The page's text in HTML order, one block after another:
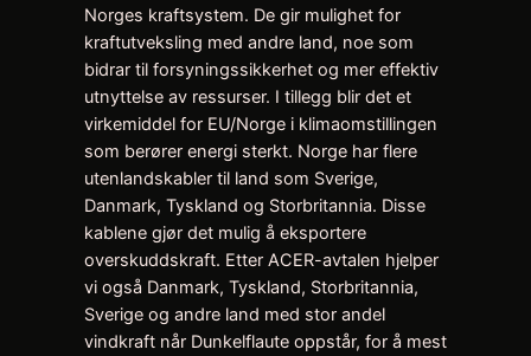
Norges kraftsystem. De gir mulighet for
kraftutveksling med andre land, noe som
bidrar til forsyningssikkerhet og mer effektiv
utnyttelse av ressurser. I tillegg blir det et
virkemiddel for EU/Norge i klimaomstillingen
som berører energi sterkt. Norge har flere
utenlandskabler til land som Sverige,
Danmark, Tyskland og Storbritannia. Disse
kablene gjør det mulig å eksportere
overskuddskraft. Etter ACER-avtalen hjelper
vi også Danmark, Tyskland, Storbritannia,
Sverige og andre land med stor andel
vindkraft når Dunkelflaute oppstår, for å mest